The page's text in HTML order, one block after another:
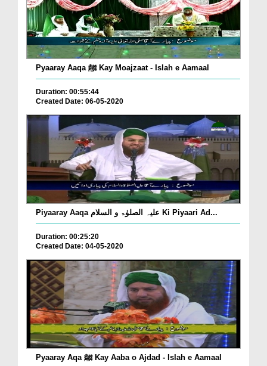
Pyaaray Aaqa ﷺ Kay Moajzaat - Islah e Aamaal
Duration: 00:55:44
Created Date: 06-05-2020
Piyaaray Aaqa علیہ الصلوٰۃ و السلام Ki Piyaari Ad...
Duration: 00:25:20
Created Date: 04-05-2020
Pyaaray Aqa ﷺ Kay Aaba o Ajdad - Islah e Aamaal